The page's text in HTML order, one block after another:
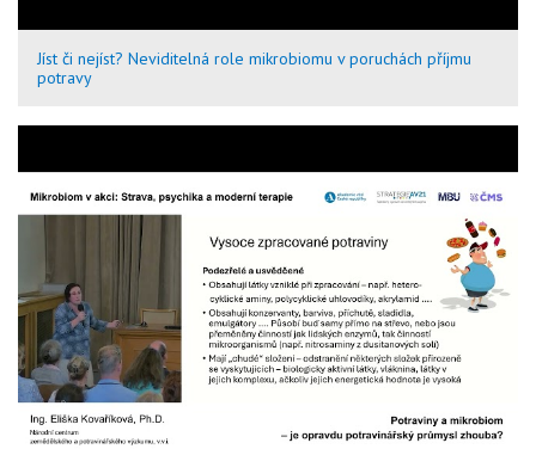
Jíst či nejíst? Neviditelná role mikrobiomu v poruchách příjmu
potravy